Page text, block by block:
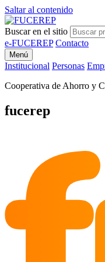
Saltar al contenido
Buscar en el sitio
e-FUCEREP Contacto
Menú
Institucional Personas
Cooperativa de Ahorro y
fucerep